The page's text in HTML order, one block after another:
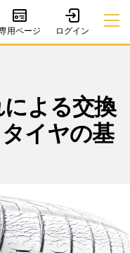
用ページ
よる交換
イヤの基